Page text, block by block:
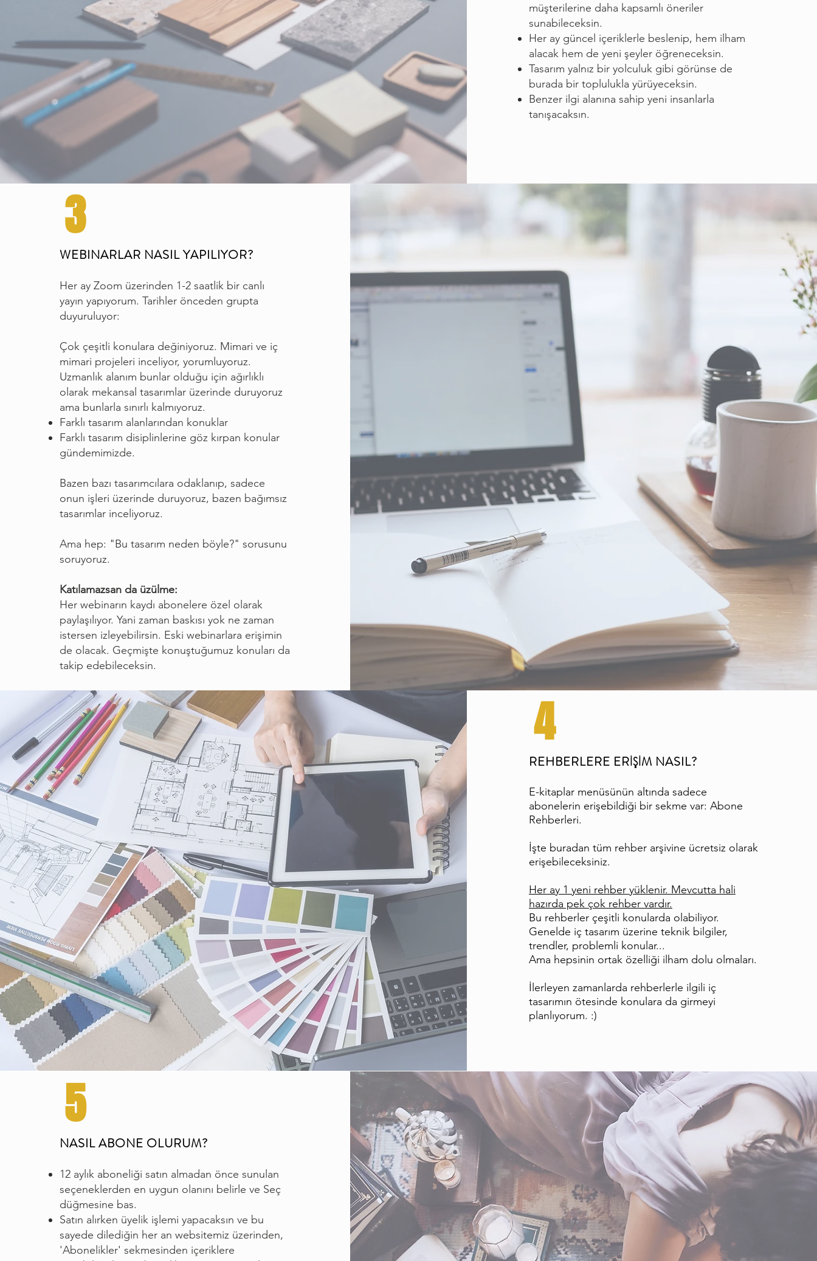
müşterilerine daha kapsamlı öneriler
sunabileceksin.
Her ay güncel içeriklerle beslenip, hem ilham
alacak hem de yeni şeyler öğreneceksin.
Tasarım yalnız bir yolculuk gibi görünse de
burada bir toplulukla yürüyeceksin.
Benzer ilgi alanına sahip yeni insanlarla
tanışacaksın.
3
WEBINARLAR NASIL YAPILIYOR?
Her ay Zoom üzerinden 1-2 saatlik bir canlı
yayın yapıyorum. Tarihler önceden grupta
duyuruluyor:
Çok çeşitli konulara değiniyoruz. Mimari ve iç
mimari projeleri inceliyor, yorumluyoruz.
Uzmanlık alanım bunlar olduğu için ağırlıklı
olarak mekansal tasarımlar üzerinde duruyoruz
ama bunlarla sınırlı kalmıyoruz.
Farklı tasarım alanlarından konuklar
Farklı tasarım disiplinlerine göz kırpan konular
gündemimizde.
Bazen bazı tasarımcılara odaklanıp, sadece
onun işleri üzerinde duruyoruz, bazen bağımsız
tasarımlar inceliyoruz.
Ama hep: "Bu tasarım neden böyle?" sorusunu
soruyoruz.
Katılamazsan da üzülme:
Her webinarın kaydı abonelere özel olarak
paylaşılıyor. Yani zaman baskısı yok ne zaman
istersen izleyebilirsin. Eski webinarlara erişimin
de olacak. Geçmişte konuştuğumuz konuları da
takip edebileceksin.
4
REHBERLERE ERİŞİM NASIL?
E-kitaplar menüsünün altında sadece
abonelerin erişebildiği bir sekme var: Abone
Rehberleri.
İşte buradan tüm rehber arşivine ücretsiz olarak
erişebileceksiniz.
Her ay 1 yeni rehber yüklenir. Mevcutta hali
hazırda pek çok rehber vardır.
Bu rehberler çeşitli konularda olabiliyor.
Genelde iç tasarım üzerine teknik bilgiler,
trendler, problemli konular...
Ama hepsinin ortak özelliği ilham dolu olmaları.
İlerleyen zamanlarda rehberlerle ilgili iç
tasarımın ötesinde konulara da girmeyi
planlıyorum. :)
5
NASIL ABONE OLURUM?
12 aylık aboneliği satın almadan önce sunulan
seçeneklerden en uygun olanını belirle ve Seç
düğmesine bas.
Satın alırken üyelik işlemi yapacaksın ve bu
sayede dilediğin her an websitemiz üzerinden,
'Abonelikler' sekmesinden içeriklere